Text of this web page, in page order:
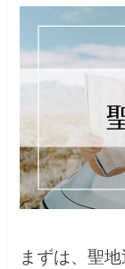
まずは、聖